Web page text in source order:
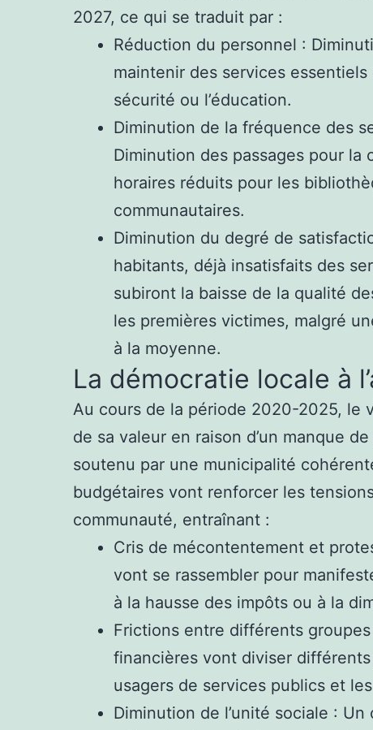
2027, ce qui se traduit par :
Réduction du personnel :
maintenir des services
sécurité ou l’éducation.
Diminution de la fréquence des
Diminution des passages pour
horaires réduits pour les
communautaires.
Diminution du degré de
habitants, déjà insatisfaits des
subiront la baisse de la qualité
les premières victimes, malgré
à la moyenne.
La démocratie locale à
Au cours de la période 2020-2025, le
de sa valeur en raison d’un manque
soutenu par une municipalité
budgétaires vont renforcer les
communauté, entraînant :
Cris de mécontentement et
vont se rassembler pour
à la hausse des impôts ou à la
Frictions entre différents
financières vont diviser
usagers de services publics et
Diminution de l’unité sociale : Un